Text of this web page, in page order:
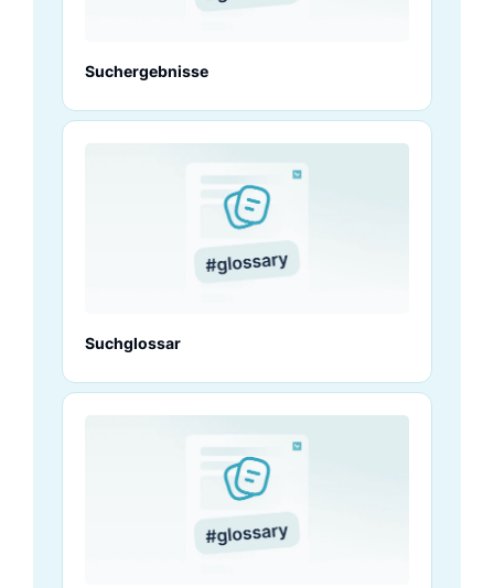
Suchergebnisse
Suchglossar